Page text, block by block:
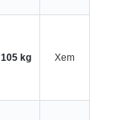
105 kg Xem